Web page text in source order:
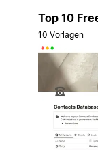
Top 10
10 Vorlagen